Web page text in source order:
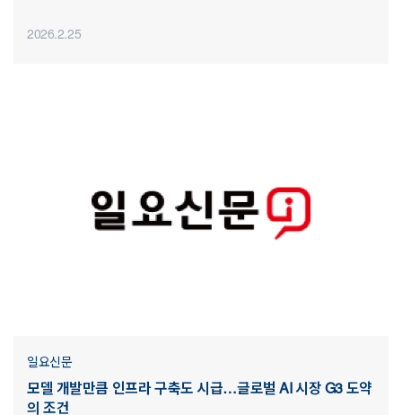
2026.2.25
일요신문
모델 개발만큼 인프라 구축도 시급…글로벌 AI 시장 G3 도약
의 조건